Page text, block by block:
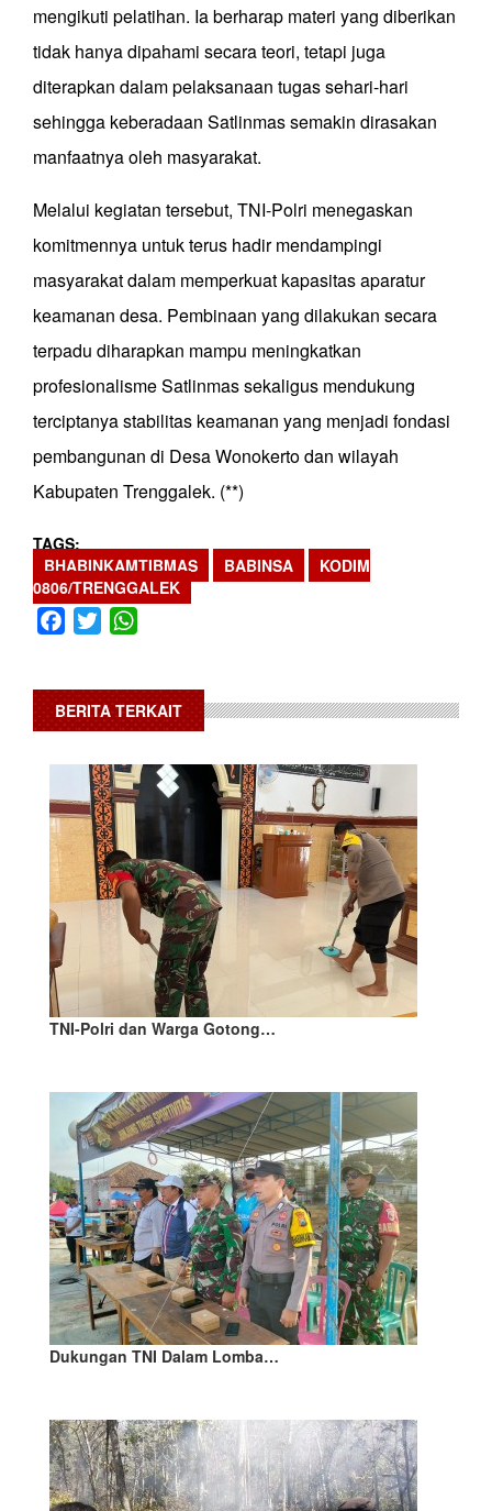
mengikuti pelatihan. Ia berharap materi yang diberikan
tidak hanya dipahami secara teori, tetapi juga
diterapkan dalam pelaksanaan tugas sehari-hari
sehingga keberadaan Satlinmas semakin dirasakan
manfaatnya oleh masyarakat.
Melalui kegiatan tersebut, TNI-Polri menegaskan
komitmennya untuk terus hadir mendampingi
masyarakat dalam memperkuat kapasitas aparatur
keamanan desa. Pembinaan yang dilakukan secara
terpadu diharapkan mampu meningkatkan
profesionalisme Satlinmas sekaligus mendukung
terciptanya stabilitas keamanan yang menjadi fondasi
pembangunan di Desa Wonokerto dan wilayah
Kabupaten Trenggalek. (**)
TAGS
BHABINKAMTIBMAS
BABINSA
KODIM
0806/TRENGGALEK
Facebook
Twitter
BERITA TERKAIT
TNI-Polri dan Warga Gotong…
Dukungan TNI Dalam Lomba…